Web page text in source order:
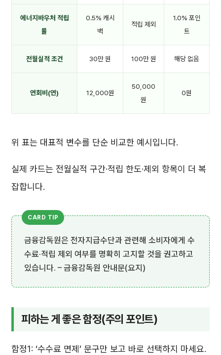
에너지바우처 적립
률
0.5% 캐시
백
적립 제외
1.0% 포인
트
전월실적 조건 30만 원 100만 원 해당 없음
연회비(연) 12,000원
50,000
원
0원
위 표는 대표적 변수를 단순 비교한 예시입니다.
실제 카드는 전월실적 구간·적립 한도·제외 항목이 더 복
잡합니다.
금융감독원은 전자지급수단과 관련해 소비자에게 수
수료·적립 제외 여부를 명확히 고지할 것을 권고하고
있습니다. – 금융감독원 안내문(요지)
피하는 게 좋은 함정(주의 포인트)
함정1: ‘수수료 면제’ 문구만 보고 바로 선택하지 마세요.